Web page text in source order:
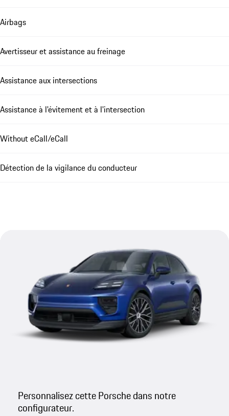
Airbags
Avertisseur et assistance au freinage
Assistance aux intersections
Assistance à l'évitement et à l'intersection
Without eCall/eCall
Détection de la vigilance du conducteur
Personnalisez cette Porsche dans notre
configurateur.